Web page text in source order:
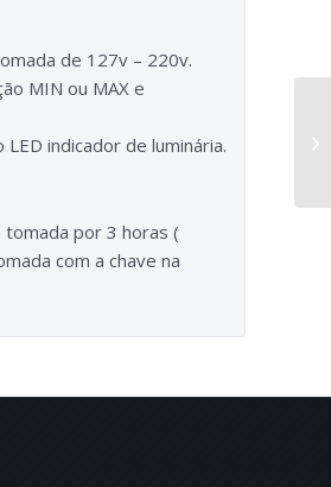
de 127v – 220v.
MIN ou MAX e
indicador de luminária.
por 3 horas (
com a chave na